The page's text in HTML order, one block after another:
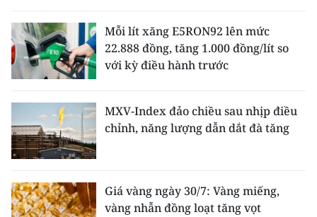
Mỗi lít xăng E5RON92 lên mức
22.888 đồng, tăng 1.000 đồng/lít so
với kỳ điều hành trước
MXV-Index đảo chiều sau nhịp điều
chỉnh, năng lượng dẫn dắt đà tăng
Giá vàng ngày 30/7: Vàng miếng,
vàng nhẫn đồng loạt tăng vọt